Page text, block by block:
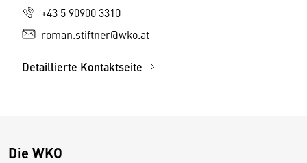
+43 5 90900 3310
roman.stiftner@wko.at
Detaillierte Kontaktseite
Die WKO